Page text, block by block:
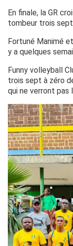
En finale, la GR
tombeur trois sept
Fortuné Manimé
y a quelques
Funny volleyball
trois sept à zéro
qui ne verront pas